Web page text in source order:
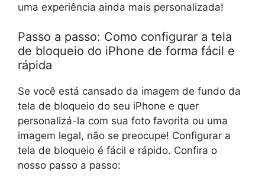
uma experiência ainda mais personalizada!
Passo a passo: Como configurar a tela
de bloqueio do iPhone de forma fácil e
rápida
Se você está cansado da imagem de fundo da
tela de bloqueio do seu iPhone e quer
personalizá-la com sua foto favorita ou uma
imagem legal, não se preocupe! Configurar a
tela de bloqueio é fácil e rápido. Confira o
nosso passo a passo: